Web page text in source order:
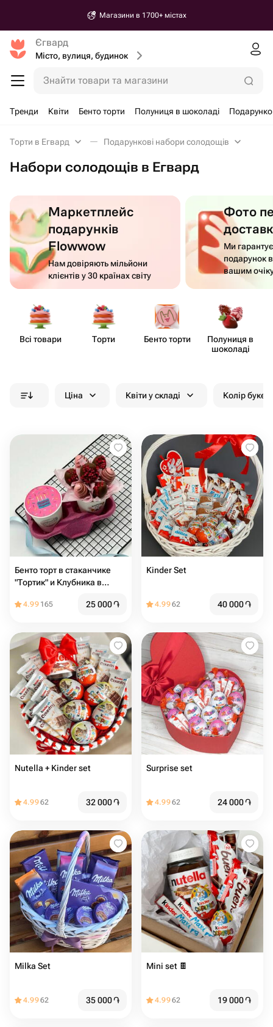
Доставка від 30 хвилин
Єгвард
Місто, вулиця, будинок
Знайти товари та магазини
Тренди Квіти Бенто торти Полуниця в шоколаді
Торти в Егвард Подарункові набори солодощів
Набори солодощів в Егвард
Маркетплейс
подарунків
Flowwow
Нам довіряють мільйони
клієнтів у 30 країнах світу
Фото
Ми
подарунок
вашим
Всі товари Торти Бенто торти
Полуниця в
шоколаді
Ціна Квіти у складі Колір
Бенто торт в стаканчике
"Тортик" и Клубника в
рождения
4.99 165 25 000֏
Kinder Set
4.9962 40 000֏
Nutella + Kinder set
4.9962 32 000֏
Surprise set
4.9962 24 000֏
Milka Set
4.9962 35 000֏
Mini set 🍫
4.9962 19 000֏